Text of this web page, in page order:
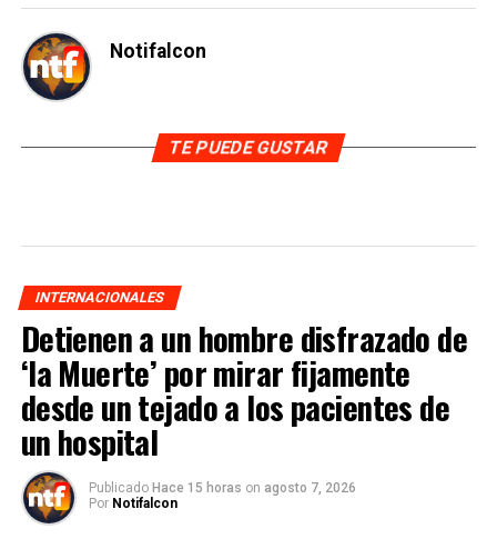
Notifalcon
TE PUEDE GUSTAR
INTERNACIONALES
Detienen a un hombre disfrazado de
‘la Muerte’ por mirar fijamente
desde un tejado a los pacientes de
un hospital
Publicado Hace 15 horas on agosto 7, 2026
Por Notifalcon